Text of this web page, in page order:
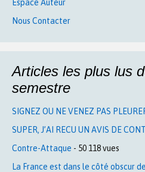
Espace Auteur
Nous Contacter
Articles les plus lus
semestre
SIGNEZ OU NE VENEZ PAS
SUPER, J’AI RECU UN AVIS DE
Contre-Attaque - 50 118 vues
La France est dans le côté obscur